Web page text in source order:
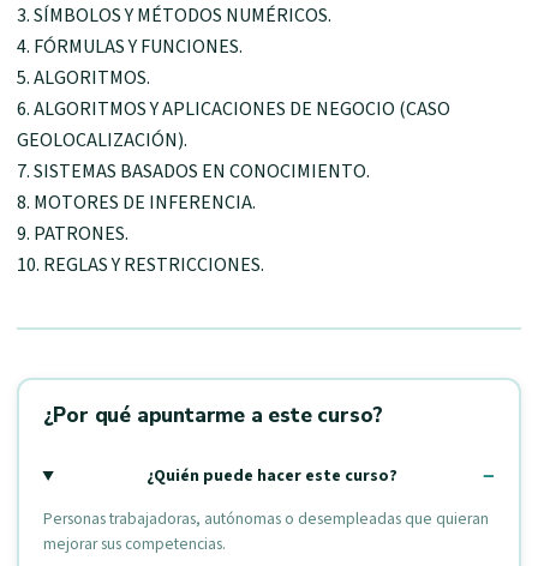
3. SÍMBOLOS Y MÉTODOS NUMÉRICOS.
4. FÓRMULAS Y FUNCIONES.
5. ALGORITMOS.
6. ALGORITMOS Y APLICACIONES DE NEGOCIO (CASO
GEOLOCALIZACIÓN).
7. SISTEMAS BASADOS EN CONOCIMIENTO.
8. MOTORES DE INFERENCIA.
9. PATRONES.
10. REGLAS Y RESTRICCIONES.
¿Por qué apuntarme a este curso?
¿Quién puede hacer este curso?
Personas trabajadoras, autónomas o desempleadas que quieran
mejorar sus competencias.